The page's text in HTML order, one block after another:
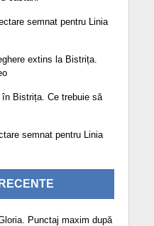
semnat pentru Linia
extins la Bistrița.
în Bistrița. Ce trebuie să
semnat pentru Linia
Punctaj maxim după